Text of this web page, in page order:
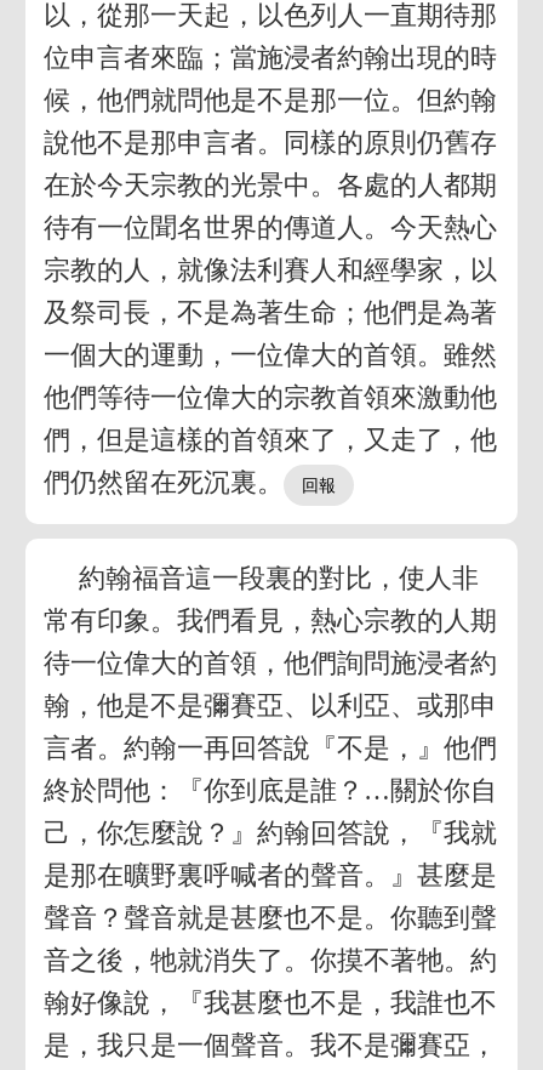
以，從那一天起，以色列人一直期待那
位申言者來臨；當施浸者約翰出現的時
候，他們就問他是不是那一位。但約翰
說他不是那申言者。同樣的原則仍舊存
在於今天宗教的光景中。各處的人都期
待有一位聞名世界的傳道人。今天熱心
宗教的人，就像法利賽人和經學家，以
及祭司長，不是為著生命；他們是為著
一個大的運動，一位偉大的首領。雖然
他們等待一位偉大的宗教首領來激動他
們，但是這樣的首領來了，又走了，他
們仍然留在死沉裏。
約翰福音這一段裏的對比，使人非
常有印象。我們看見，熱心宗教的人期
待一位偉大的首領，他們詢問施浸者約
翰，他是不是彌賽亞、以利亞、或那申
言者。約翰一再回答說『不是，』他們
終於問他：『你到底是誰？…關於你自
己，你怎麼說？』約翰回答說，『我就
是那在曠野裏呼喊者的聲音。』甚麼是
聲音？聲音就是甚麼也不是。你聽到聲
音之後，牠就消失了。你摸不著牠。約
翰好像說，『我甚麼也不是，我誰也不
是，我只是一個聲音。我不是彌賽亞，